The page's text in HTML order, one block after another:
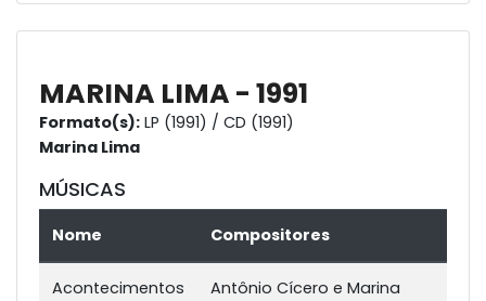
MARINA LIMA - 1991
Formato(s): LP (1991) / CD (1991)
Marina Lima
MÚSICAS
Nome Compositores
Acontecimentos
Antônio Cícero e Marina